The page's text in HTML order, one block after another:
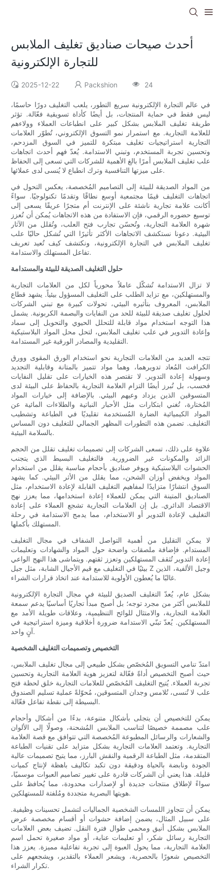
أحدث صيحات صناديق تغليف الملابس
للتجارة الإلكترونية
2025-12-22 Packshion 24
في عالم التجارة الإلكترونية سريع التطور، يلعب التغليف دورًا حاسمًا،
ليس فقط في حماية المنتجات، بل أيضًا كأداة تسويقية فعّالة. تؤثر
طريقة تغليف الملابس بشكل كبير على انطباعات العملاء وولاءهم
للعلامة التجارية. مع استمرار نمو التسوق الإلكتروني، تُطوّر العلامات
التجارية استراتيجيات تغليف مبتكرة للتميز في السوق المزدحم،
وتحسين تجربة المستخدم، وتبني الاستدامة. يُعدّ فهم أحدث اتجاهات
علب تغليف الملابس أمرًا بالغ الأهمية للشركات التي تسعى إلى الحفاظ
على ميزتها التنافسية وترك انطباع لا يُنسى لدى عملائها.
من المواد الصديقة للبيئة إلى التصاميم المُخصصة، يعكس التحول في
اتجاهات التغليف قيمًا مجتمعية أوسع نطاقًا وتقدمًا تكنولوجيًا. سواءً
أكانت علامة تجارية ناشئة على الإنترنت أم متجرًا عريقًا يسعى إلى
توسيع حضوره الرقمي، فإن الاستفادة من هذه الاتجاهات يُمكن أن تُعزز
شهرة العلامة التجارية، وتُحسّن تجارب فتح العلب، وتُقلل من الآثار
البيئية. دعونا نستكشف الاتجاهات الأكثر تأثيرًا التي تُشكل حاليًا علب
تغليف الملابس في التجارة الإلكترونية، ونكتشف كيف تُعيد تعريف
تفاعل المستهلك والاستدامة.
حلول التغليف الصديقة للبيئة والمستدامة
لا تزال الاستدامة تُشكّل عاملاً محورياً لكل من العلامات التجارية
والمستهلكين، مع تزايد الطلب على التغليف المسؤول بيئياً. يشهد قطاع
الملابس، المعروف بتأثيره البيئي، تحولات كبيرة مع تبني الشركات
لحلول تغليف صديقة للبيئة للحد من النفايات والبصمة الكربونية. يشمل
هذا التوجه استخدام مواد قابلة للتحلل الحيوي والتحويل إلى سماد
وإعادة التدوير في علب تغليف الملابس، لتحل محل المواد البلاستيكية
التقليدية والمصادر الورقية غير المستدامة.
تتجه العديد من العلامات التجارية نحو استخدام الورق المقوى وورق
الكرافت المُعاد تدويرهما، وهما مواد تتميز بالمتانة وقابلية التجديد
وسهولة إعادة التدوير. لا تقتصر هذه الخيارات على تقليل النفايات
فحسب، بل تُبرز أيضًا التزام العلامة التجارية بالحفاظ على البيئة لدى
المتسوقين الذين يزداد وعيهم البيئي. بالإضافة إلى خيارات المواد
المُختارة، تُغني ابتكارات مثل الأحبار النباتية والطلاءات المائية عن
المواد الكيميائية الضارة المُستخدمة تقليديًا في الطباعة وتشطيب
التغليف. تضمن هذه التطورات المظهر الجمالي للتغليف دون المساس
بالسلامة البيئية.
علاوة على ذلك، تسعى الشركات إلى تصميمات تغليف تقلل من الحجم
الزائد والمكونات غير الضرورية. فالتغليف البسيط الذي يتجنب
الحشوات البلاستيكية ويوفر صناديق بأحجام مناسبة يقلل من استخدام
المواد ويخفض أوزان الشحن، مما يقلل من الأثر البيئي. كما يشهد
السوق انتشارًا متزايدًا لمفاهيم التغليف القابلة لإعادة الاستخدام، مثل
الصناديق المتينة التي يمكن للعملاء إعادة استخدامها، مما يعزز نهج
الاقتصاد الدائري. بل إن العلامات التجارية تشجع العملاء على إعادة
التغليف لإعادة التدوير أو الاستخدام، مما يدمج الاستدامة في رحلة
المستهلك بأكملها.
لا يمكن التقليل من أهمية التواصل الشفاف في مجال التغليف
المستدام. فإضافة ملصقات واضحة حول المواد والشهادات وتعليمات
إعادة التدوير تُثقف المستهلكين وتعزز ثقتهم. ويتماشى هذا النهج الواعي
بيئيًا في التغليف مع قيم الأجيال الشابة، مثل جيل Z وجيل الألفية، الذين
غالبًا ما يُعطون الأولوية للاستدامة عند اتخاذ قرارات الشراء.
بشكل عام، يُعدّ التغليف الصديق للبيئة في مجال التجارة الإلكترونية
للملابس أكثر من مجرد توجه؛ بل أصبح مبدأً تجاريًا أساسيًا يدعم سمعة
العلامة التجارية، والامتثال للوائح التنظيمية، وعلاقات طويلة الأمد مع
المستهلكين. يُعدّ تبنّي الاستدامة ضرورة أخلاقية وميزة استراتيجية في
آنٍ واحد.
التخصيص وتصميمات التغليف الشخصية
امتدّ تنامي التسويق المُخصّص بشكل طبيعي إلى مجال تغليف الملابس،
حيث أصبح التخصيص أداةً فعّالة لتعزيز هوية العلامة التجارية وتحسين
تجربة العملاء. يُتيح التغليف المُخصّص للعلامات التجارية خلق لحظة فتح
علب لا تُنسى، تُلامس وجدان المتسوقين، مُحوّلةً عملية تسليم الصندوق
البسيطة إلى نقطة تفاعل فعّالة.
يمكن للتخصيص أن يتجلى بأشكال متنوعة، بدءًا من أشكال وأحجام
علب مصممة خصيصًا لتناسب الملابس المُشحنة، وصولًا إلى الألوان
والشعارات والرسائل المطبوعة المُخصصة التي تتوافق مع قصة العلامة
التجارية. وتعتمد العلامات التجارية بشكل متزايد على تقنيات الطباعة
المتقدمة، مثل الطباعة الرقمية والنقش البارز، مما يتيح تصميمات عالية
الجودة ونابضة بالحياة ودقيقة دون تكبد تكاليف باهظة لإنتاج كميات
قليلة. هذا يعني أن الشركات قادرة على تغيير تصاميم العبوات موسميًا،
سواءً لإطلاق منتجات جديدة أو لإصدارات محدودة، مما يُحافظ على
هويتها البصرية متجددة ومُلفتة للمستهلكين.
يمكن أن تتجاوز اللمسات الشخصية الجماليات لتشمل تحسينات وظيفية.
على سبيل المثال، يضمن إضافة حشوات أو أقسام مخصصة عرض
الملابس بشكل أنيق ومحمي طوال فترة النقل. تضيف بعض العلامات
التجارية رسائل شكر، أو تعليمات عناية، أو مواد صغيرة تحمل اسم
العلامة التجارية، مما يحول العبوة إلى تجربة تفاعلية مميزة. يعزز هذا
التخصيص شعورًا بالحصرية، ويشعر العملاء بالتقدير، ويشجعهم على
تكرار الشراء.